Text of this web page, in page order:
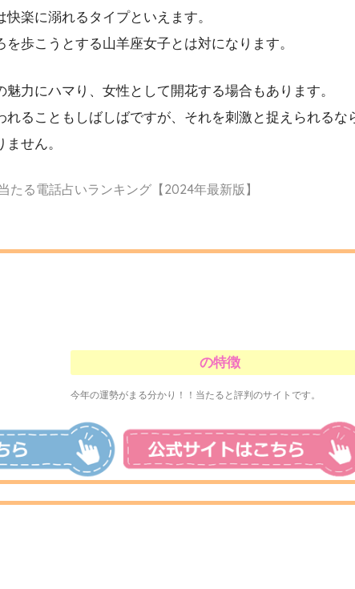
楽に溺れるタイプといえます。
歩こうとする山羊座女子とは対になります。
魅力にハマり、女性として開花する場合もあります。
れることもしばしばですが、それを刺激と捉えられるな
せん。
たる電話占いランキング【2024年最新版】
の特徴
今年の運勢がまる分かり！！当たると評判のサイトです。